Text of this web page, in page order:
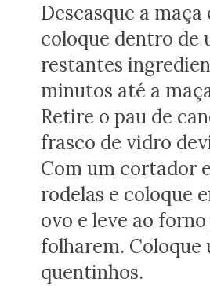
Descasque a
coloque dentro de
restantes
minutos até a
Retire o pau de
frasco de vidro
Com um cortador
rodelas e coloque
ovo e leve ao
folharem. Coloque
quentinhos.